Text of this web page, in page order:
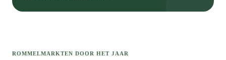
ROMMELMARKTEN DOOR HET JAAR